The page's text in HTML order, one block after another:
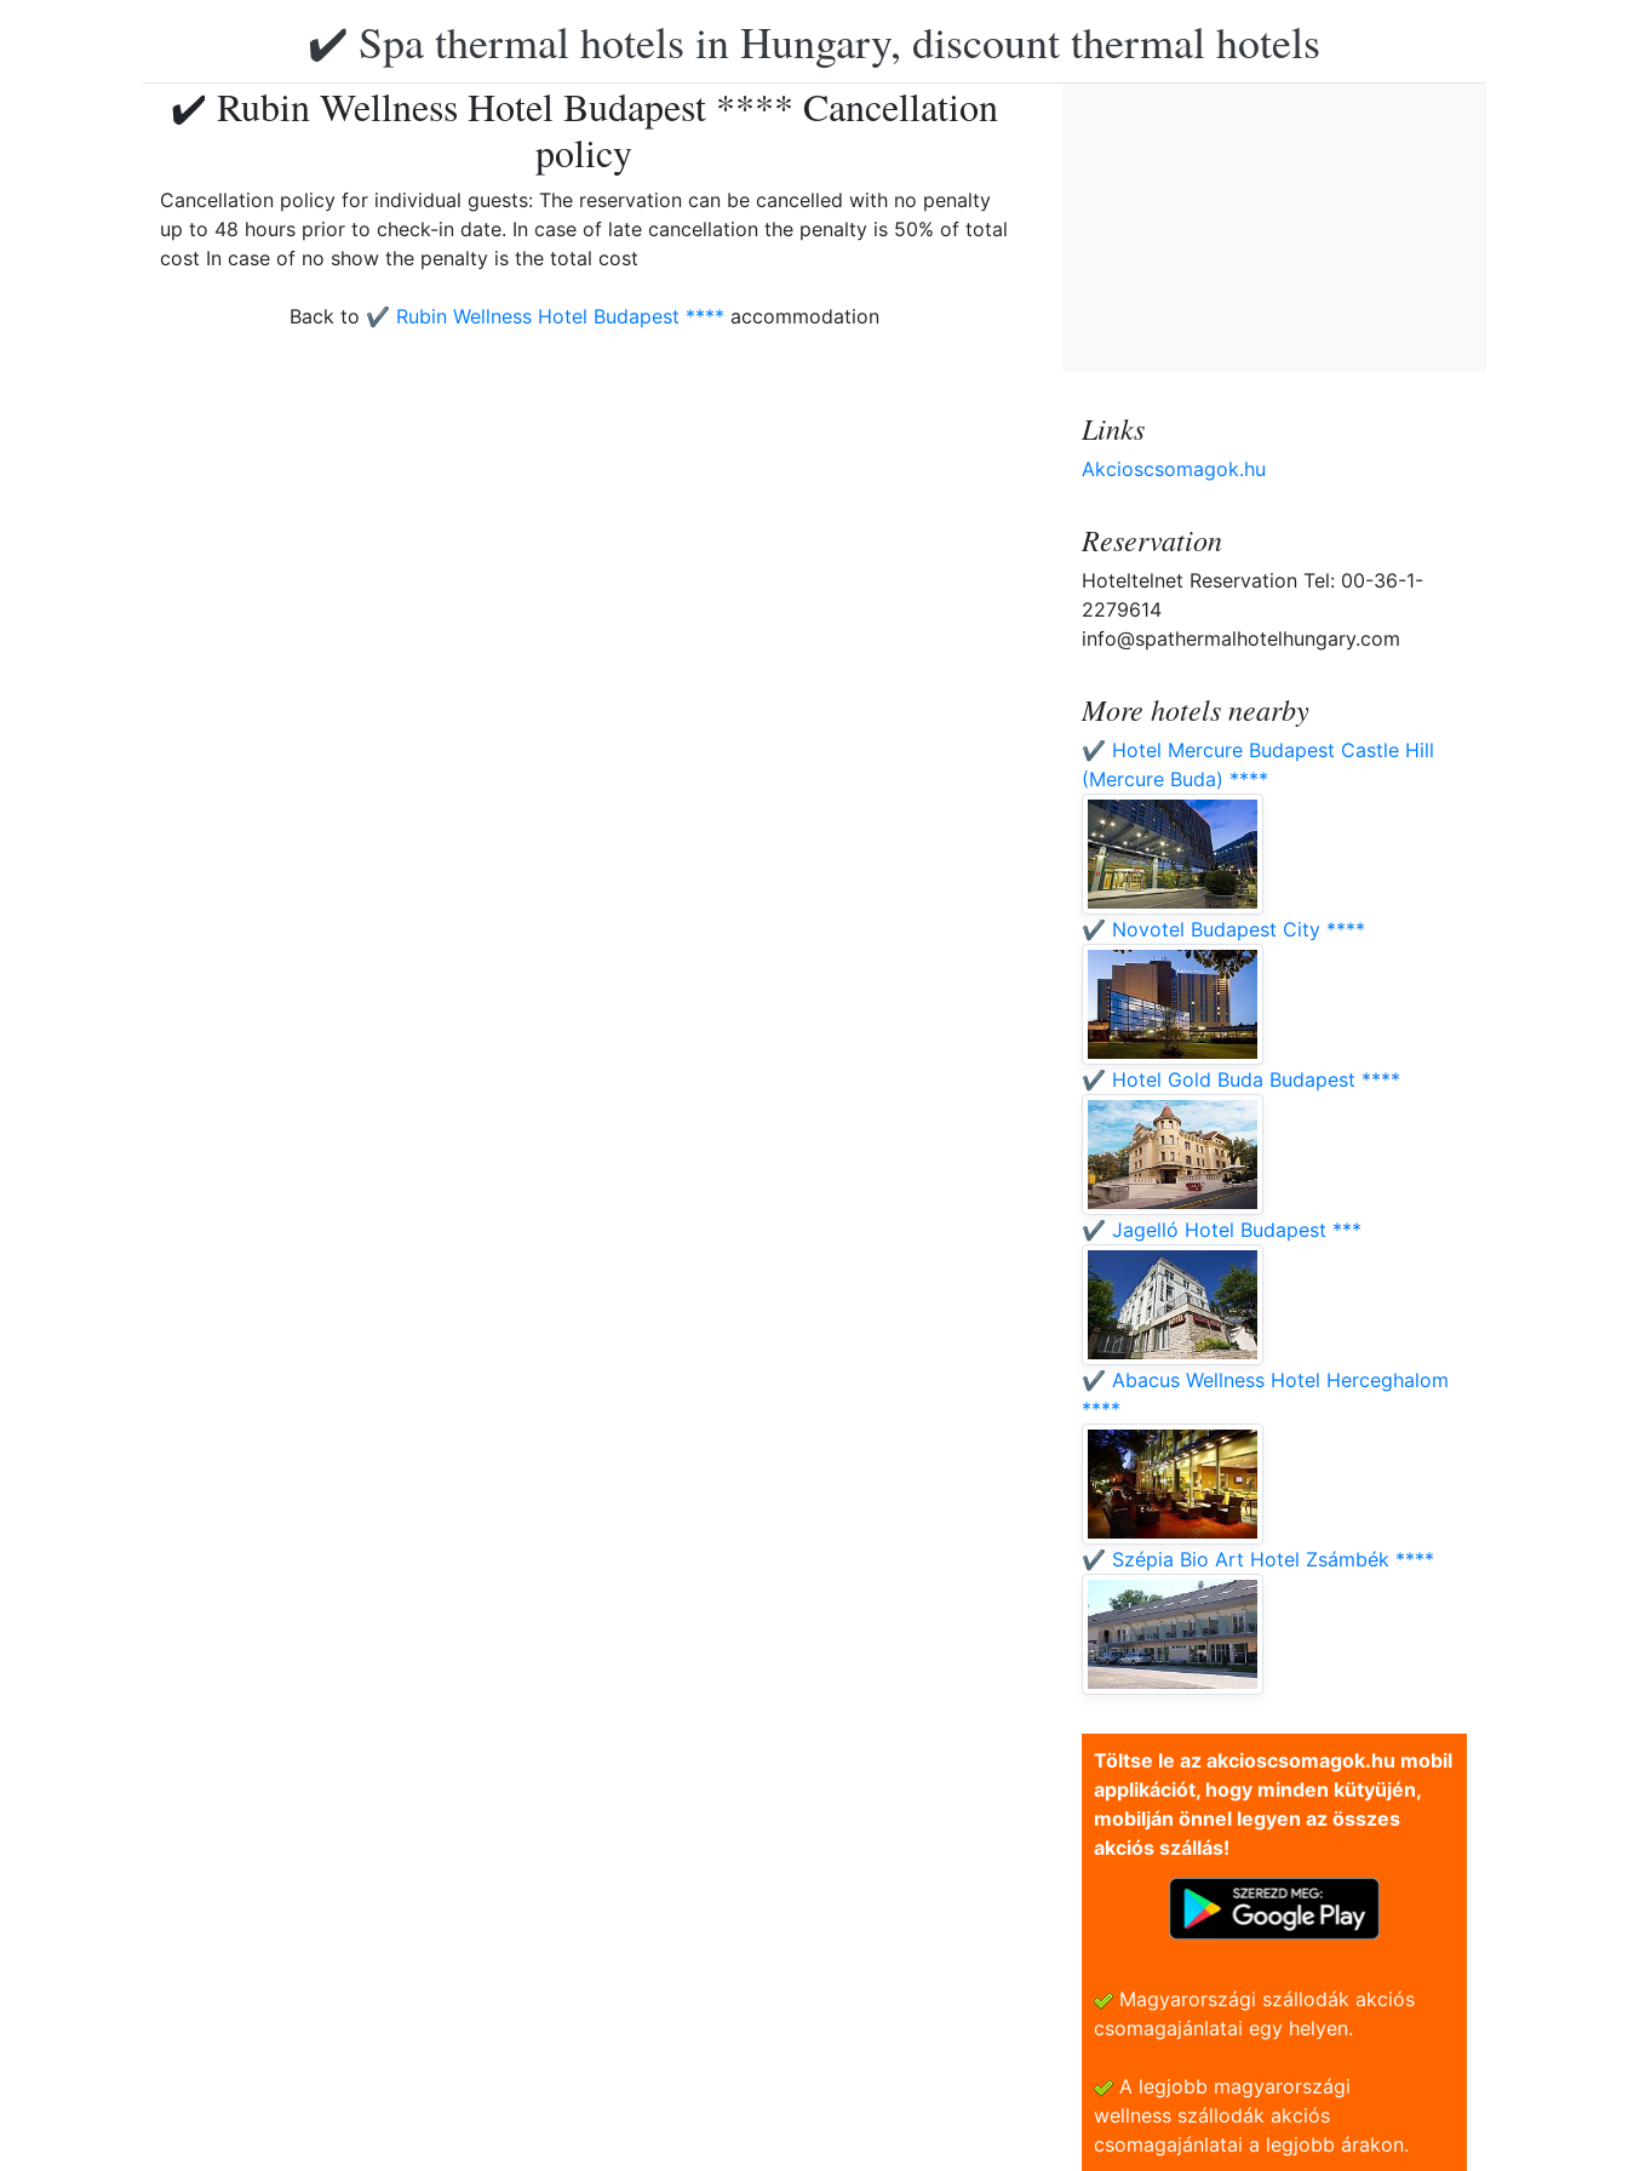
✔️ Spa thermal hotels in Hungary, discount thermal hotels
✔️ Rubin Wellness Hotel Budapest **** Cancellation
policy
Cancellation policy for individual guests: The reservation can be cancelled with no penalty
up to 48 hours prior to check-in date. In case of late cancellation the penalty is 50% of total
cost In case of no show the penalty is the total cost
Back to ✔️ Rubin Wellness Hotel Budapest **** accommodation
Links
Akcioscsomagok.hu
Reservation
Hoteltelnet Reservation Tel: 00-36-1-
2279614
info@spathermalhotelhungary.com
More hotels nearby
✔️ Hotel Mercure Budapest Castle Hill
(Mercure Buda) ****
✔️ Novotel Budapest City ****
✔️ Hotel Gold Buda Budapest ****
✔️ Jagelló Hotel Budapest ***
✔️ Abacus Wellness Hotel Herceghalom
****
✔️ Szépia Bio Art Hotel Zsámbék ****
Töltse le az akcioscsomagok.hu mobil
applikációt, hogy minden kütyüjén,
mobilján önnel legyen az összes
akciós szállás!
Magyarországi szállodák akciós
csomagajánlatai egy helyen.
A legjobb magyarországi
wellness szállodák akciós
csomagajánlatai a legjobb árakon.